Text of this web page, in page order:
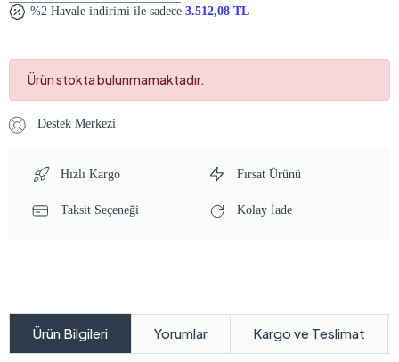
%2 Havale indirimi ile sadece 3.512,08 TL
Ürün stokta bulunmamaktadır.
Destek Merkezi
Hızlı Kargo Fırsat Ürünü
Taksit Seçeneği Kolay İade
Ürün Bilgileri Yorumlar Kargo ve Teslimat